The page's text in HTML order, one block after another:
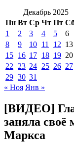
Декабрь 2025
Пн Вт Ср Чт Пт
1
2 3 4 5 6
8
9 10 11 12 13
15 16 17 18 19 20
22
23 24 25 26 27
29 30 31
« Ноя Янв »
[ВИДЕО]
заняла своё
Маркса